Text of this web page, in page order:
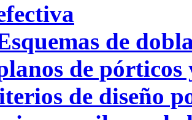
de
de pórticos
de diseño